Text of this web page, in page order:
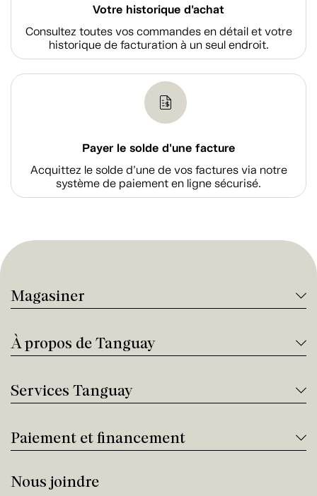
Votre historique d'achat
Consultez toutes vos commandes en détail et votre
historique de facturation à un seul endroit.
Payer le solde d'une facture
Acquittez le solde d’une de vos factures via notre
système de paiement en ligne sécurisé.
Magasiner
À propos de Tanguay
Services Tanguay
Paiement et financement
Nous joindre